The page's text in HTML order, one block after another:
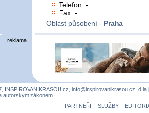
Telefon: -
Fax: -
Oblast působení - Praha
reklama
INSPIROVANIKRASOU.cz, info@inspirovanikrasou.cz ,
autorským zákonem.
PARTNEŘI
SLUŽBY